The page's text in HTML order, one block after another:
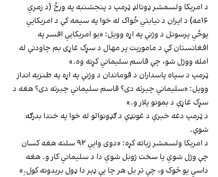
د امریکا ولسمشر ډونالډ ټرمپ د پنجشنبه په ورځ (د زمري
۱۶مه) د ایران د نیابتي ځواک له خوا په سیمه کې د امریکايي
پوځي پرسونل د وژنې په اړه وویل: «یو امریکايي افسر په
افغانستان کې د ماموریت پر مهال د سړک غاړی بم چاودنې له
امله ووژل شو، چې قاسم سلیماني کړنه وه.»
ټرمپ د سپاه پاسداران د قوماندان د وژنې په اړه په طنزيه انداز
وویل: «سلیماني چیرته دی؟ قاسم سلیماني چیرته دی؟ هغه د
سړک غاړې د بمونو پلار و.»
د ټرمپ دغه خبرې د غونډې د ګډونوالو له خوا په خندا بدرګه
شوې.
د امریکا ولسمشر زياته کړه: «دوی وايي ۹۲ سلنه هغه کسان
چې وژل شوي یا سخت ژوبل شوي دا د سلیماني کار و. هغه
داسي یو څوک و، چې تر بل هر چا یې ډېر دا ډول بریدونه کول.ِ»